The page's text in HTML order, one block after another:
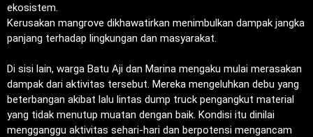
ekosistem.
‎Kerusakan mangrove dikhawatirkan menimbulkan dampak jangka
panjang terhadap lingkungan dan masyarakat.
‎Di sisi lain, warga Batu Aji dan Marina mengaku mulai merasakan
dampak dari aktivitas tersebut. Mereka mengeluhkan debu yang
beterbangan akibat lalu lintas dump truck pengangkut material
yang tidak menutup muatan dengan baik. Kondisi itu dinilai
mengganggu aktivitas sehari-hari dan berpotensi mengancam